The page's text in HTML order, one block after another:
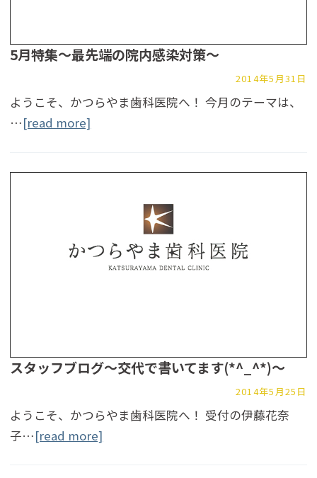
5月特集～最先端の院内感染対策～
2014年5月31日
ようこそ、かつらやま歯科医院へ！ 今月のテーマは、
…[read more]
スタッフブログ～交代で書いてます(*^_^*)～
2014年5月25日
ようこそ、かつらやま歯科医院へ！ 受付の伊藤花奈
子…[read more]